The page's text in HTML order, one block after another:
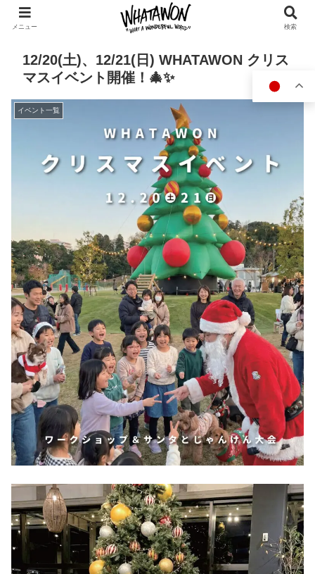
12/20(土)、12/21(日) WHATAWON クリス
マスイベント開催！🎄✨
イベント一覧
メニュー 検索